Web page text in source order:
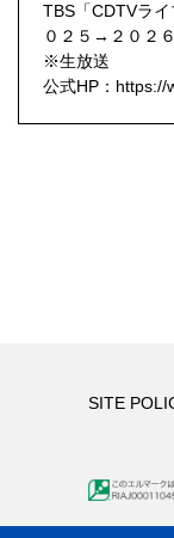
TBS「CDTVラ
０２５→２０２６
※生放送
公式HP： https://
SITE